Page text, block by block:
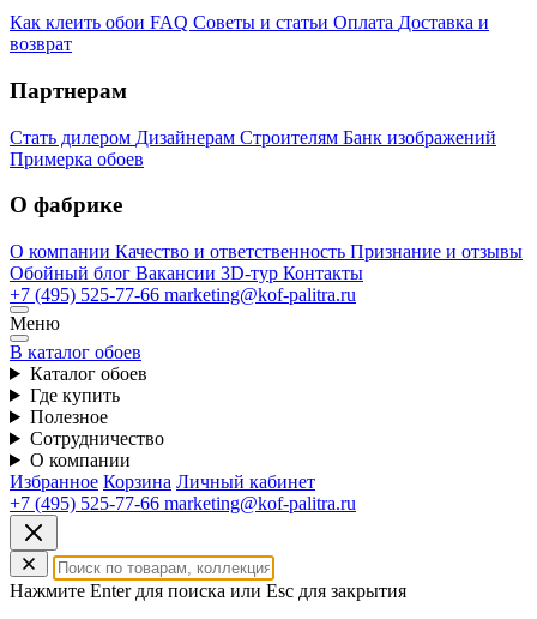
Как клеить обои FAQ Советы и статьи Оплата Доставка и
возврат
Партнерам
Стать дилером Дизайнерам Строителям Банк изображений
Примерка обоев
О фабрике
О компании Качество и ответственность Признание и отзывы
Обойный блог Вакансии 3D-тур Контакты
+7 (495) 525-77-66 marketing@kof-palitra.ru
Меню
В каталог обоев
Каталог обоев
Где купить
Полезное
Сотрудничество
О компании
Избранное Корзина Личный кабинет
+7 (495) 525-77-66 marketing@kof-palitra.ru
Нажмите Enter для поиска или Esc для закрытия